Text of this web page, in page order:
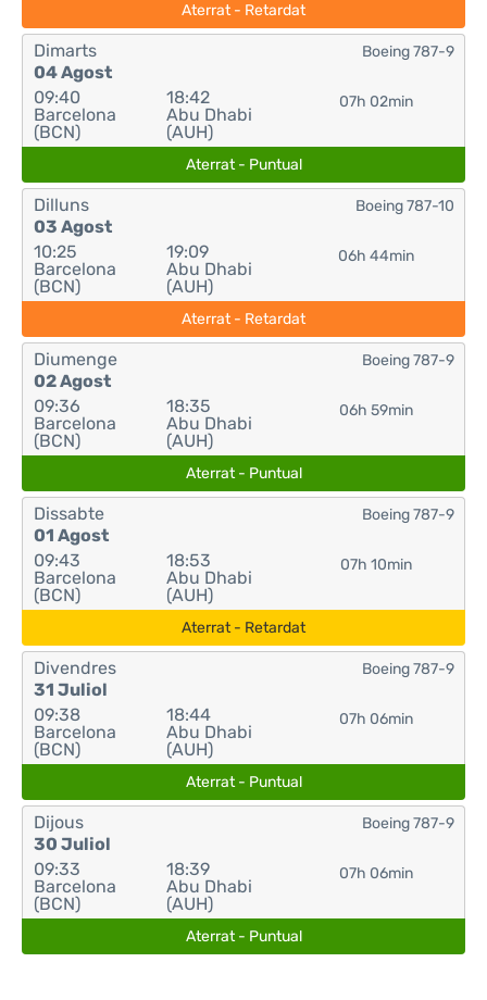
Aterrat - Retardat
Dimarts
04 Agost
09:40
Barcelona
(BCN)
18:42
Abu Dhabi
(AUH)
07h 02min
Boeing 787-9
Aterrat - Puntual
Dilluns
03 Agost
10:25
Barcelona
(BCN)
19:09
Abu Dhabi
(AUH)
06h 44min
Boeing 787-10
Aterrat - Retardat
Diumenge
02 Agost
09:36
Barcelona
(BCN)
18:35
Abu Dhabi
(AUH)
06h 59min
Boeing 787-9
Aterrat - Puntual
Dissabte
01 Agost
09:43
Barcelona
(BCN)
18:53
Abu Dhabi
(AUH)
07h 10min
Boeing 787-9
Aterrat - Retardat
Divendres
31 Juliol
09:38
Barcelona
(BCN)
18:44
Abu Dhabi
(AUH)
07h 06min
Boeing 787-9
Aterrat - Puntual
Dijous
30 Juliol
09:33
Barcelona
(BCN)
18:39
Abu Dhabi
(AUH)
07h 06min
Boeing 787-9
Aterrat - Puntual